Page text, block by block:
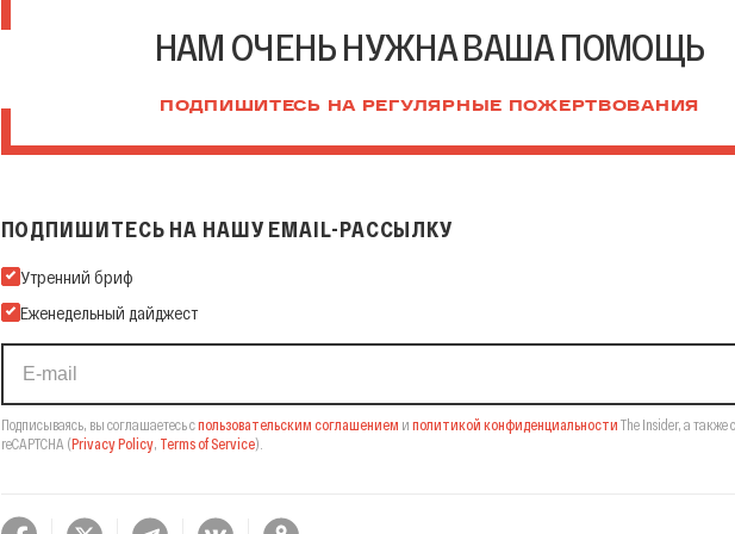
НАМ ОЧЕНЬ НУЖНА ВАША ПОМОЩЬ
ПОДПИШИТЕСЬ НА РЕГУЛЯРНЫЕ ПОЖЕРТВОВАНИЯ
ПОДПИШИТЕСЬ НА НАШУ EMAIL-РАССЫЛКУ
Подпишитесь на нашу Email-рассылку
Утренний бриф
Еженедельный дайджест
Подписываясь, вы соглашаетесь спользовательским соглашением и политикой конфиденциальности The Insider, а также
reCAPTCHA (Privacy Policy, Terms of Service).